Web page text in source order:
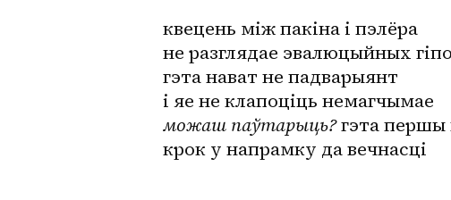
квецень між пакіна і пэлёра
не разглядае эвалюцыйных
гэта нават не падварыянт
і яе не клапоціць немагчымае
можаш паўтарыць? гэта першы
крок у напрамку да вечнасці